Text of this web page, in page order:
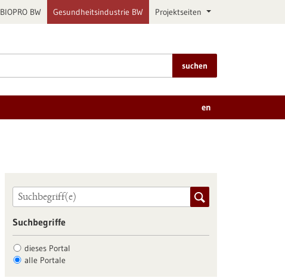
BIOPRO BW Gesundheitsindustrie BW Projektseiten
suchen
en
Suchbegriffe
dieses Portal
alle Portale